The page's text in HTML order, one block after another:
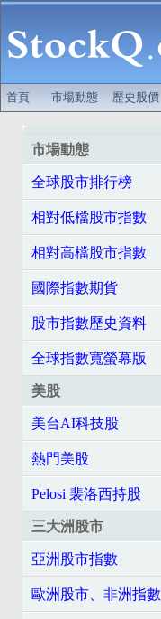
首頁 市場動態 歷史股價
市場動態
全球股市排行榜
相對低檔股市指數
相對高檔股市指數
國際指數期貨
股市指數歷史資料
全球指數寬螢幕版
美股
美台AI科技股
熱門美股
Pelosi 裴洛西持股
三大洲股市
亞洲股市指數
歐洲股市、非洲指數